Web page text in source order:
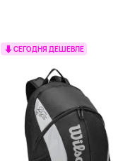
СЕГОДНЯ ДЕШЕВЛЕ